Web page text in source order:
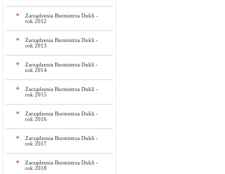
Zarządzenia Burmistrza Dukli -
rok 2012
Zarządzenia Burmistrza Dukli -
rok 2013
Zarządzenia Burmistrza Dukli -
rok 2014
Zarządzenia Burmistrza Dukli -
rok 2015
Zarządzenia Burmistrza Dukli -
rok 2016
Zarządzenia Burmistrza Dukli -
rok 2017
Zarządzenia Burmistrza Dukli -
rok 2018